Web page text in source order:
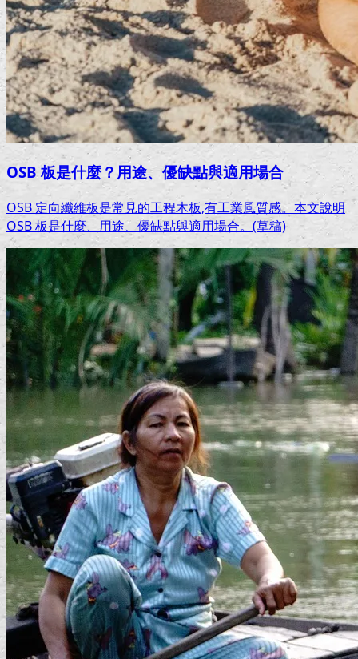
OSB 板是什麼？用途、優缺點與適用場合
OSB 定向纖維板是常見的工程木板,有工業風質感。本文說明
OSB 板是什麼、用途、優缺點與適用場合。(草稿)